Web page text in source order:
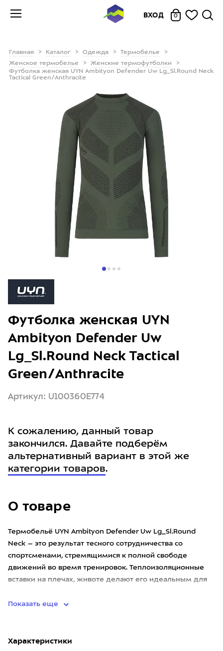
ВХОД 0
Главная Каталог Одежда
Термобелье
Женское термобелье
Женские термофутболки
Футболка женская UYN Ambityon Defender Uw Lg_Sl.Round Neck
Tactical Green/Anthracite
О товаре
Термобельё UYN Ambityon Defender Uw Lg_Sl.Round
Neck – это результат тесного сотрудничества со
спортсменами, стремящимися к полной свободе
движений во время тренировок. Теплоизоляционные
вставки на плечах, животе делают его идеальным для
Показать еще
Характеристики
Футболка женская UYN
Ambityon Defender Uw
Lg_Sl.Round Neck Tactical
Green/Anthracite
Артикул: U100360E774
К сожалению, данный товар
закончился. Давайте подберём
альтернативный вариант в этой же
категории товаров.